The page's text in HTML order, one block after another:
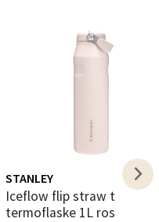
STANLEY
Iceflow flip straw tumbler
termoflaske 1L rose